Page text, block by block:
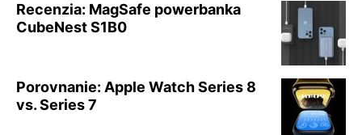
Recenzia: MagSafe powerbanka
CubeNest S1B0
Porovnanie: Apple Watch Series 8
vs. Series 7